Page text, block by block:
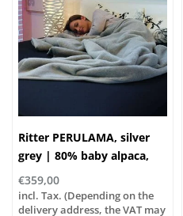
Ritter PERULAMA, silver
grey | 80% baby alpaca,
20% virgin wool |
...various sizes - Copy
€359,00
incl. Tax. (Depending on the
delivery address, the VAT may